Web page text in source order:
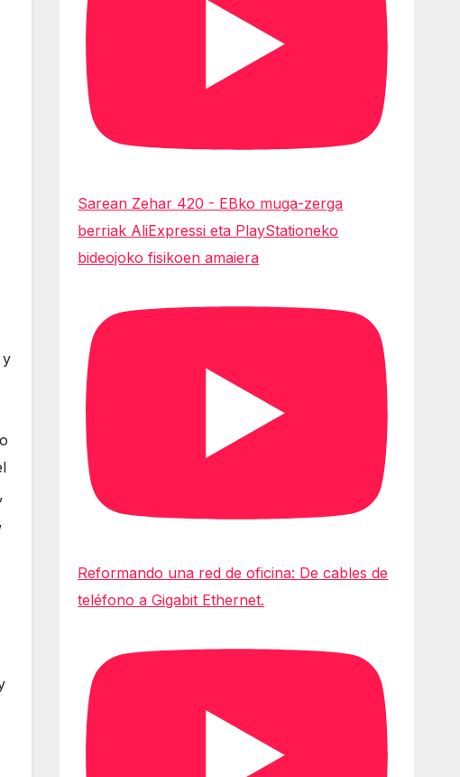
y
Sarean Zehar 420 - EBko muga-zerga
berriak AliExpressi eta PlayStationeko
bideojoko fisikoen amaiera
Reformando una red de oficina: De cables de
teléfono a Gigabit Ethernet.